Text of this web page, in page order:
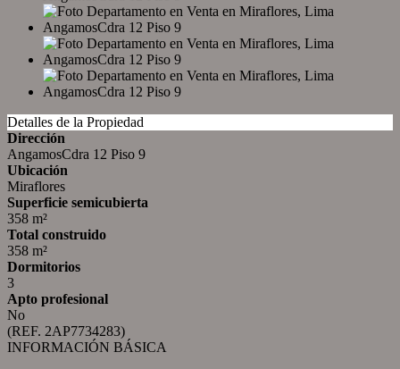
Detalles de la Propiedad
Dirección
AngamosCdra 12 Piso 9
Ubicación
Miraflores
Superficie semicubierta
358 m²
Total construido
358 m²
Dormitorios
3
Apto profesional
No
(REF. 2AP7734283)
INFORMACIÓN BÁSICA